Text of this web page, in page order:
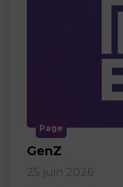
Page
GenZ
25 juin 2026